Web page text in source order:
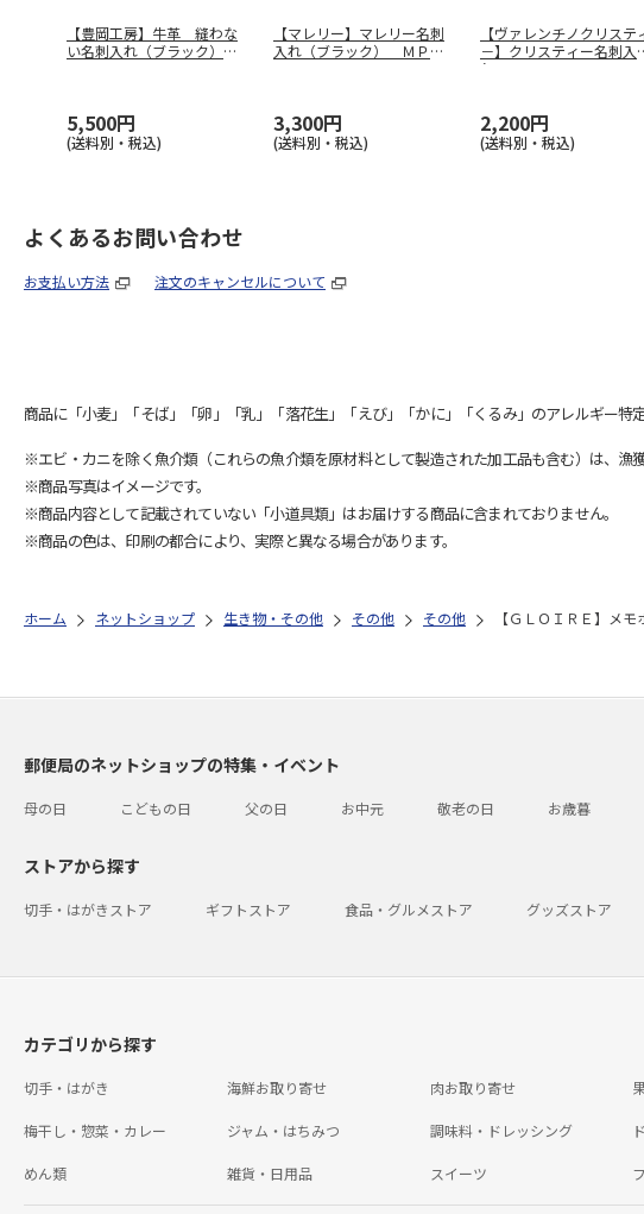
【豊岡工房】牛革 縫わな
い名刺入れ（ブラック）
5,500円
(送料別・税込)
【マレリー】マレリー名刺
入れ（ブラック） ＭＰＣ
3,300円
(送料別・税込)
【ヴァレンチノクリステ
－】クリスティー名刺入
れ ＶＣ－０
2,200円
(送料別・税込)
よくあるお問い合わせ
お支払い方法 注文のキャンセルについて
商品に「小麦」「そば」「卵」「乳」「落花生」「えび」「かに」「くるみ」のアレルギー特
※エビ・カニを除く魚介類（これらの魚介類を原材料として製造された加工品も含む）は、漁
※商品写真はイメージです。
※商品内容として記載されていない「小道具類」はお届けする商品に含まれておりません。
※商品の色は、印刷の都合により、実際と異なる場合があります。
ホーム ネットショップ 生き物・その他 その他 その他 【ＧＬＯＩＲＥ】メ
郵便局のネットショップの特集・イベント
母の日 こどもの日 父の日 お中元 敬老の日 お歳暮
ストアから探す
切手・はがきストア ギフトストア 食品・グルメストア グッズストア
カテゴリから探す
切手・はがき 海鮮お取り寄せ 肉お取り寄せ
梅干し・惣菜・カレー ジャム・はちみつ 調味料・ドレッシング
めん類 雑貨・日用品 スイーツ